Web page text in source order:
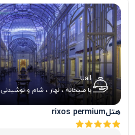
Uall
با صبحانه ، نهار ، شام و نوشیدنی
هتلrixos permium